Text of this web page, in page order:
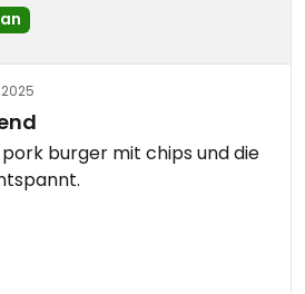
burger mit chips und die